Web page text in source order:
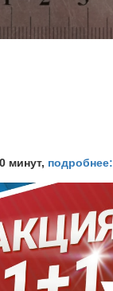
минут, подробнее: